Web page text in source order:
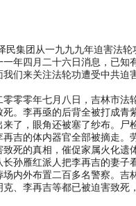
团从一九九九年迫害法轮
一年四月二十六日消息，已知
们来关注法轮功遭受中共迫
零零零年七月八日，吉林市法
。李再亟的后背全被打成青
来了，眼角还被塞了纱布。尸
再吉的体内器官全部被摘走。
致死的真相，催促家属火化遗
孙雁红派人把李再吉的妻子
内外布置二百多名警察。吉
克、李再吉等都已被迫害致死